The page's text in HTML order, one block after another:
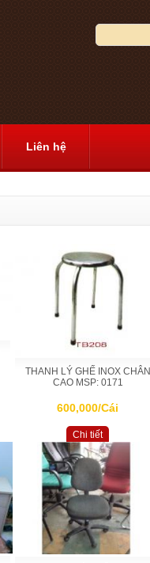
Liên hệ
THANH LÝ GHẾ INOX CHÂN
CAO MSP: 0171
600,000/Cái
Chi tiết